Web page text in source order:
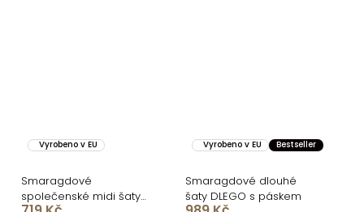
Vyrobeno v EU
Smaragdové
společenské midi šaty
Vyrobeno v EU Bestseller
Smaragdové dlouhé
šaty DLEGO s páskem